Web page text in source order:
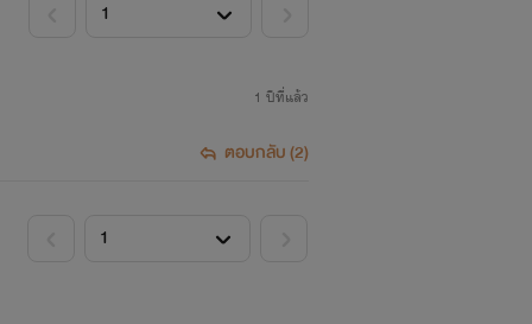
1 ปีที่แล้ว
ตอบกลับ (2)